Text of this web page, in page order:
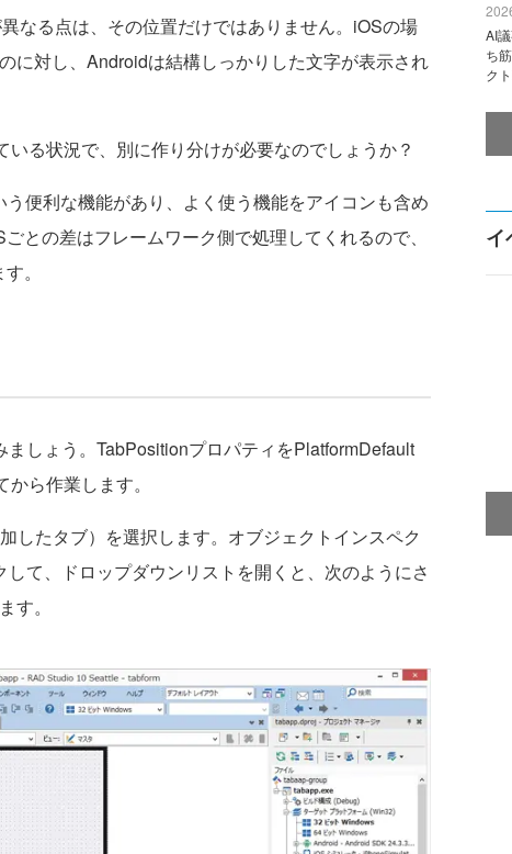
なる点は、その位置だけではありません。iOSの場
に対し、Androidは結構しっかりした文字が表示され
る状況で、別に作り分けが必要なのでしょうか？
便利な機能があり、よく使う機能をアイコンも含め
との差はフレームワーク側で処理してくれるので、
。
しょう。TabPositionプロパティをPlatformDefault
ら作業します。
したタブ）を選択します。オブジェクトインスペク
て、ドロップダウンリストを開くと、次のようにさ
す。
AI
ち
ク
イ